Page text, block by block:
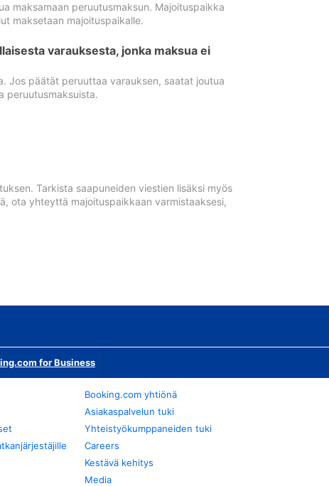
maksamaan peruutusmaksun. Majoituspaikka
maksetaan majoituspaikalle.
varauksesta, jonka maksua ei
Jos päätät peruuttaa varauksen, saatat joutua
peruutusmaksuista.
Tarkista saapuneiden viestien lisäksi myös
ota yhteyttä majoituspaikkaan varmistaaksesi,
for Business
Booking.com yhtiönä
Asiakaspalvelun tuki
Yhteistyökumppaneiden tuki
Careers
Kestävä kehitys
Media